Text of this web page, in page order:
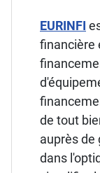
EURINFI
financière
de tout
auprès de
dans